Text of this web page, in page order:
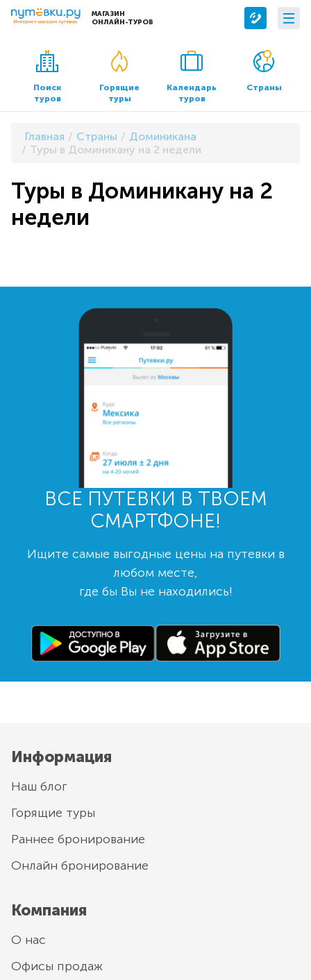
МАГАЗИН
ОНЛАЙН-ТУРОВ
Сервисы
Бронирование отелей
Трансфер
О компании
О нас
Контакты
Документы и реквизиты
Поиск
туров
Горящие
туры
Календарь
туров
Страны
Главная Страны
Доминикана
Туры в Доминикану на 2 недели
Туры в Доминикану на 2
недели
ВСЕ ПУТЕВКИ В ТВОЕМ
СМАРТФОНЕ!
Ищите самые выгодные цены на путевки в
любом месте,
где бы Вы не находились!
Информация
Наш блог
Горящие туры
Раннее бронирование
Онлайн бронирование
Компания
О нас
Офисы продаж